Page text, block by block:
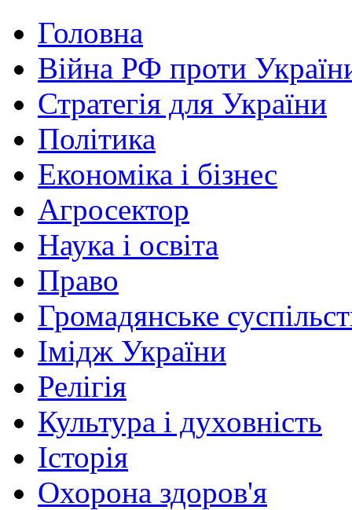
Головна
Війна РФ проти
Стратегія для України
Політика
Економіка і бізнес
Агросектор
Наука і освіта
Право
Громадянське
Імідж України
Релігія
Культура і духовність
Історія
Охорона здоров'я